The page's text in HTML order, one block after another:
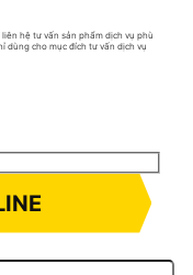
hệ tư vấn sản phẩm dịch vụ phù
dùng cho mục đích tư vấn dịch vụ